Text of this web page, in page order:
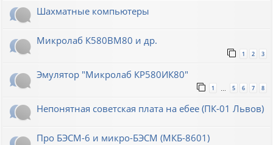
Шахматные компьютеры
Микролаб К580ВМ80 и др.
1 2 3
Эмулятор "Микролаб КР580ИК80"
1 … 5 6 7 8
Непонятная советская плата на ебее (ПК-01 Львов)
Про БЭСМ-6 и микро-БЭСМ (МКБ-8601)